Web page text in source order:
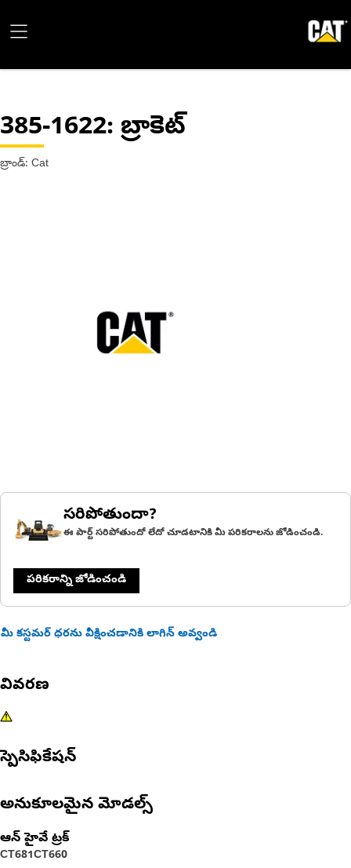
385-1622: బ్రాకెట్
బ్రాండ్: Cat
సరిపోతుందా?
ఈ పార్ట్ సరిపోతుందో లేదో చూడటానికి మీ పరికరాలను జోడించండి.
పరికరాన్ని జోడించండి
మీ కస్టమర్ ధరను వీక్షించడానికి లాగిన్ అవ్వండి
వివరణ
స్పెసిఫికేషన్
అనుకూలమైన మోడల్స్
ఆన్ హైవే ట్రక్
CT681CT660